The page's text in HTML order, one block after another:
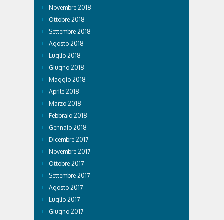
Novembre 2018
Ottobre 2018
Settembre 2018
Agosto 2018
Luglio 2018
Giugno 2018
Maggio 2018
Aprile 2018
Marzo 2018
Febbraio 2018
Gennaio 2018
Dicembre 2017
Novembre 2017
Ottobre 2017
Settembre 2017
Agosto 2017
Luglio 2017
Giugno 2017